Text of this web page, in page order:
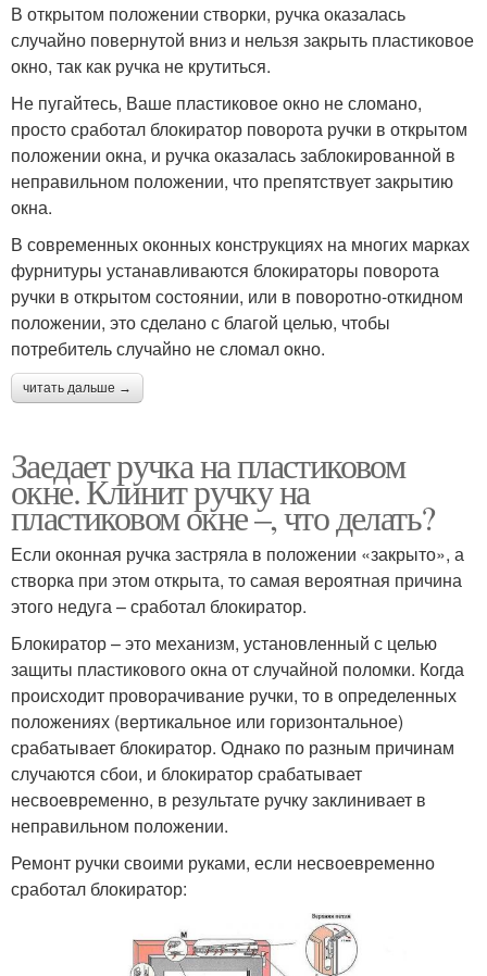
В открытом положении створки, ручка оказалась
случайно повернутой вниз и нельзя закрыть пластиковое
окно, так как ручка не крутиться.
Не пугайтесь, Ваше пластиковое окно не сломано,
просто сработал блокиратор поворота ручки в открытом
положении окна, и ручка оказалась заблокированной в
неправильном положении, что препятствует закрытию
окна.
В современных оконных конструкциях на многих марках
фурнитуры устанавливаются блокираторы поворота
ручки в открытом состоянии, или в поворотно-откидном
положении, это сделано с благой целью, чтобы
потребитель случайно не сломал окно.
читать дальше →
Заедает ручка на пластиковом
окне. Клинит ручку на
пластиковом окне –, что делать?
Если оконная ручка застряла в положении «закрыто», а
створка при этом открыта, то самая вероятная причина
этого недуга – сработал блокиратор.
Блокиратор – это механизм, установленный с целью
защиты пластикового окна от случайной поломки. Когда
происходит проворачивание ручки, то в определенных
положениях (вертикальное или горизонтальное)
срабатывает блокиратор. Однако по разным причинам
случаются сбои, и блокиратор срабатывает
несвоевременно, в результате ручку заклинивает в
неправильном положении.
Ремонт ручки своими руками, если несвоевременно
сработал блокиратор: